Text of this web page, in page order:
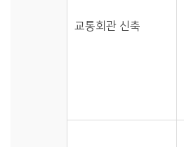
교통회관 신축